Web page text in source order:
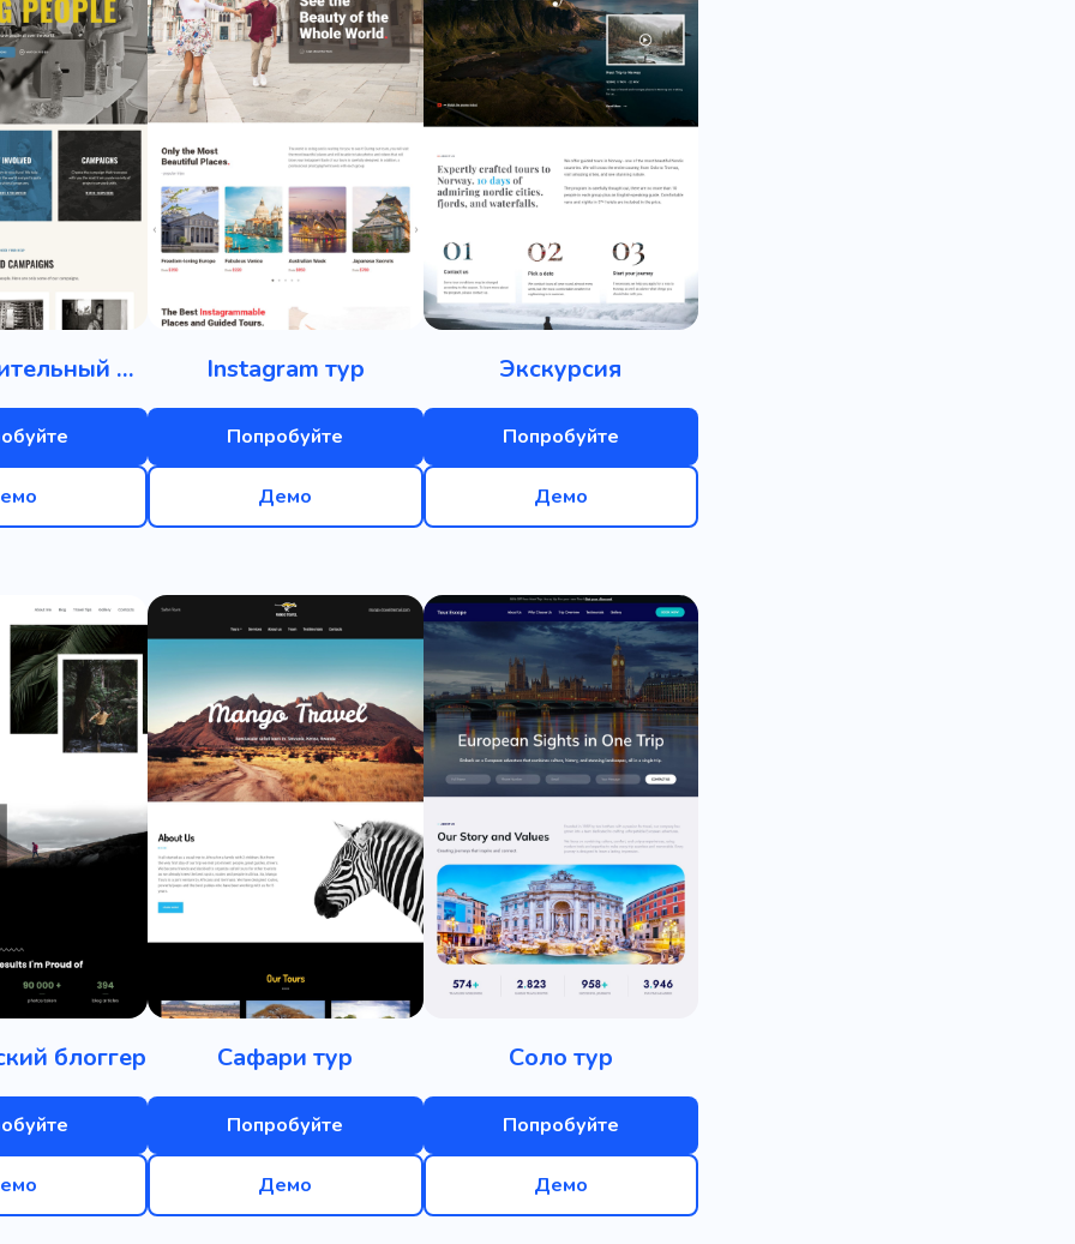
Благотворительный фонд Instagram тур
Попробуйте
Демо
Экскурсия
Попробуйте
Демо
блоггер Сафари тур
Попробуйте
Демо
Соло тур
Попробуйте
Демо